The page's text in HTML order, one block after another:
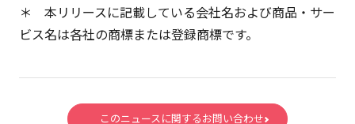
＊ 本リリースに記載している会社名および商品・サー
ビス名は各社の商標または登録商標です。
このニュースに関するお問い合わせ